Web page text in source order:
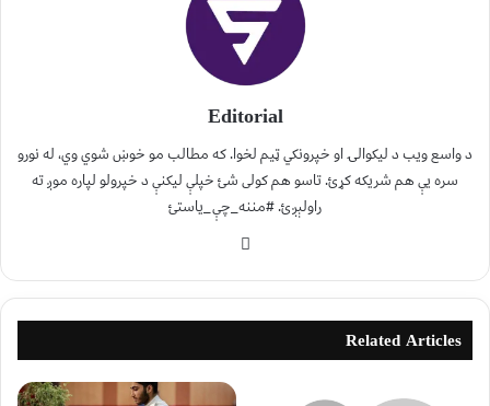
Editorial
د واسع ویب د لیکوالۍ او خپرونکي ټیم لخوا. که مطالب مو خوښ شوي وي، له نورو
سره یې هم شریکه کړئ. تاسو هم کولی شئ خپلې لیکنې د خپرولو لپاره موږ ته
راولېږئ. #مننه_چې_یاستئ
Related Articles